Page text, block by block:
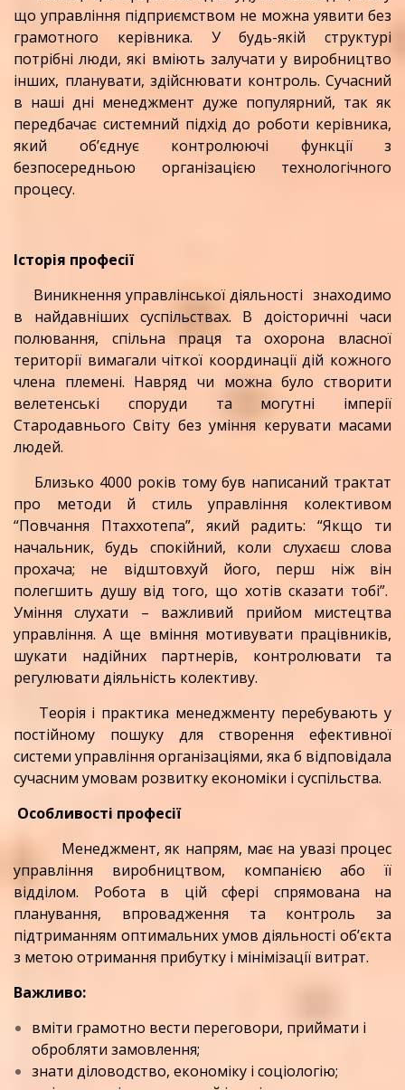
що управління підприємством не можна уявити без
грамотного керівника. У будь-якій структурі
потрібні люди, які вміють залучати у виробництво
інших, планувати, здійснювати контроль. Сучасний
в наші дні менеджмент дуже популярний, так як
передбачає системний підхід до роботи керівника,
який об’єднує контролюючі функції з
безпосередньою організацією технологічного
процесу.
Історія професії
Виникнення управлінської діяльності знаходимо
в найдавні­ших суспільствах. В доісторичні часи
полювання, спільна праця та охо­рона власної
території вимагали чіткої координації дій кожного
члена племені. Навряд чи можна було створити
велетенські споруди та могутні імперії
Стародавнього Світу без уміння керувати масами
людей.
Близько 4000 років тому був написаний трактат
про методи й стиль управління колективом
“Повчання Птаххотепа”, який радить: “Якщо ти
начальник, будь спокійний, коли слухаєш слова
прохача; не відштовхуй його, перш ніж він
полегшить душу від того, що хотів сказати тобі”.
Уміння слухати – важливий прийом мистецтва
управління. А ще вміння мотивувати працівників,
шукати надійних партнерів, контролювати та
регулювати діяльність колективу.
Теорія і практика менеджменту перебувають у
постійному пошуку для створення ефективної
системи управління організаціями, яка б відповідала
сучасним умовам розвитку економіки і суспільства.
Особливості професії
Менеджмент, як напрям, має на увазі процес
управління виробництвом, компанією або її
відділом. Робота в цій сфері спрямована на
планування, впровадження та контроль за
підтриманням оптимальних умов діяльності об’єкта
з метою отримання прибутку і мінімізації витрат.
Важливо:
вміти грамотно вести переговори, приймати і
обробляти замовлення;
знати діловодство, економіку і соціологію;